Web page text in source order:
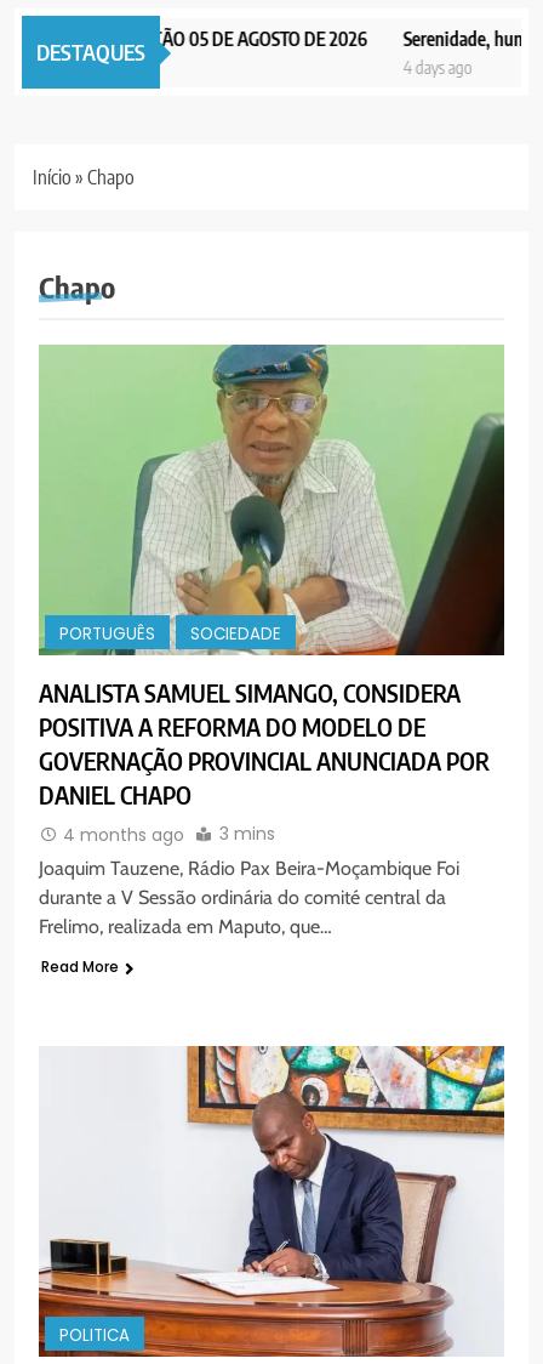
DESTAQUES
NOTICIAS EDIÇÃO 05 DE AGOSTO DE 2026
days ago
Serenidade,
4 days ago
Início » Chapo
Agentes de Pastoral bíblica no
encontro de revitalização na
Diocese de Chimoio
PORTUGUÊS RELIGIOSA
“Um movimento eclesial sem
Cristo como centro é uma simples
organização humana” – defende o
Padre Mubango
PORTUGUÊS RELIGIOSA
7
Chapo
PORTUGUÊS SOCIEDADE
ANALISTA SAMUEL SIMANGO, CONSIDERA
POSITIVA A REFORMA DO MODELO DE
GOVERNAÇÃO PROVINCIAL ANUNCIADA POR
DANIEL CHAPO
4 months ago 3 mins
Joaquim Tauzene, Rádio Pax Beira-Moçambique Foi
durante a V Sessão ordinária do comité central da
Frelimo, realizada em Maputo, que…
Read More
POLITICA